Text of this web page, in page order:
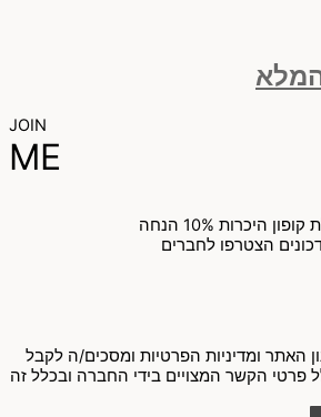
JOIN
ME
היכרות 10% הנחה
הצטרפו לחברים
האתר ומדיניות הפרטיות ומסכים/ה לקבל
פרטי הקשר המצויים בידי החברה ובכלל זה